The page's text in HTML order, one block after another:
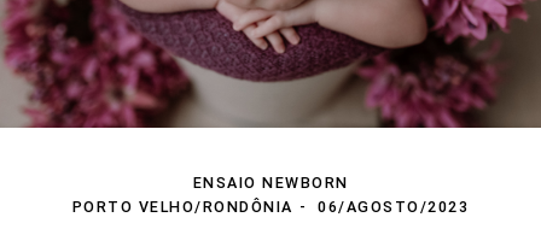
ENSAIO NEWBORN
PORTO VELHO/RONDÔNIA
06/AGOSTO/2023